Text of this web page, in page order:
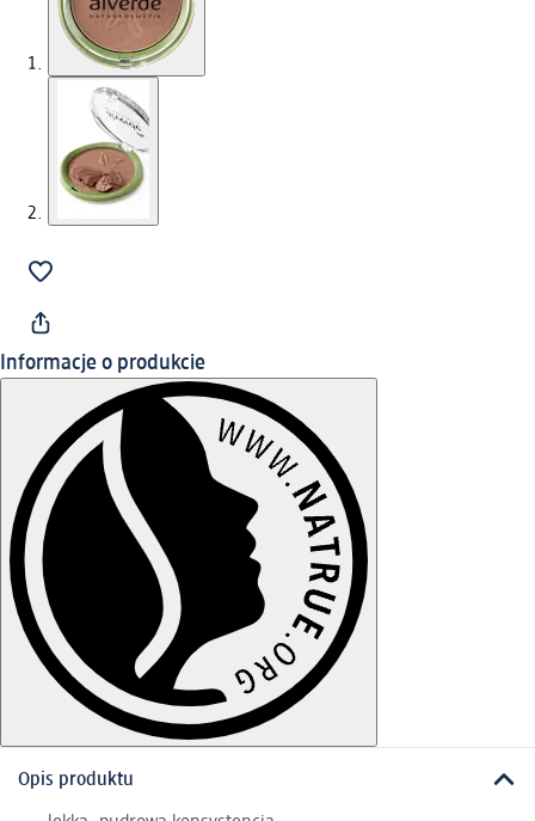
Informacje o produkcie
Opis produktu